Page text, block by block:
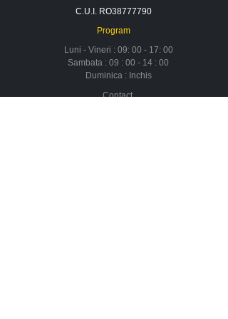
C.U.I. RO38777790
Program
Luni - Vineri : 09: 00 - 17: 00
Sambata : 09 : 00 - 14 : 00
Duminica : Inchis
Contact